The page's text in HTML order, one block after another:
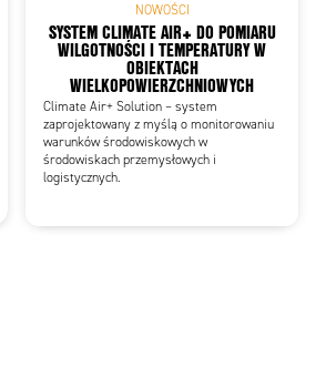
NOWOŚCI
SYSTEM CLIMATE AIR+ DO POMIARU
WILGOTNOŚCI I TEMPERATURY W
OBIEKTACH
WIELKOPOWIERZCHNIOWYCH
Climate Air+ Solution – system
zaprojektowany z myślą o monitorowaniu
warunków środowiskowych w
środowiskach przemysłowych i
logistycznych.